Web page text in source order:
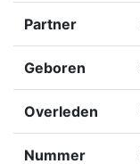
Partner
Geboren
Overleden
Nummer